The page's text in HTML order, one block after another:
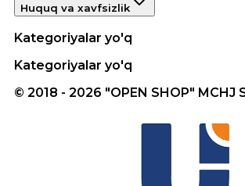
Huquq va xavfsizlik
Kategoriyalar yo'q
Kategoriyalar yo'q
© 2018 - 2026 "OPEN SHOP" MCHJ